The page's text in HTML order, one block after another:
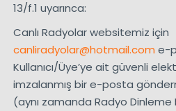
13/f.1 uyarınca:
Canlı Radyolar websitemiz için
canliradyolar@hotmail.com e-
Kullanıcı/Üye’ye ait güvenli
imzalanmış bir e-posta
(aynı zamanda Radyo Dinleme